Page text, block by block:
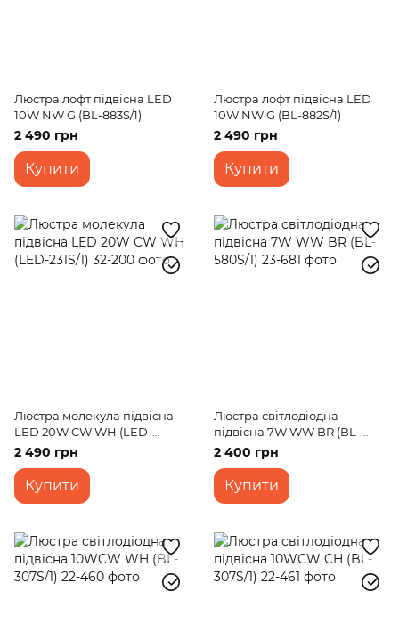
Люстра лофт підвісна LED
10W NW G (BL-883S/1)
2 490 грн
Купити
Люстра лофт підвісна LED
10W NW G (BL-882S/1)
2 490 грн
Купити
Люстра молекула підвісна
LED 20W CW WH (LED-
231S/1)
2 490 грн
Купити
Люстра світлодіодна
підвісна 7W WW BR (BL-
580S/1)
2 400 грн
Купити